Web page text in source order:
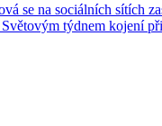
se na sociálních sítích
týdnem kojení